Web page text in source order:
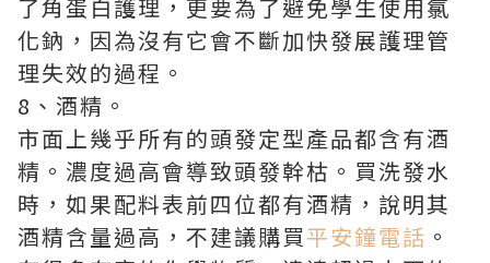
了角蛋白護理，更要為了避免學生使用氯
化鈉，因為沒有它會不斷加快發展護理管
理失效的過程。
8、酒精。
市面上幾乎所有的頭發定型產品都含有酒
精。濃度過高會導致頭發幹枯。買洗發水
時，如果配料表前四位都有酒精，說明其
酒精含量過高，不建議購買平安鐘電話 。